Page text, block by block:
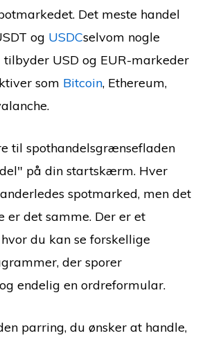
Det meste handel
og USDCselvom nogle
USD og EUR-markeder
som Bitcoin, Ethereum,
til spothandelsgrænsefladen
på din startskærm. Hver
spotmarked, men det
er det samme. Der er et
du kan se forskellige
der sporer
endelig en ordreformular.
parring, du ønsker at handle,